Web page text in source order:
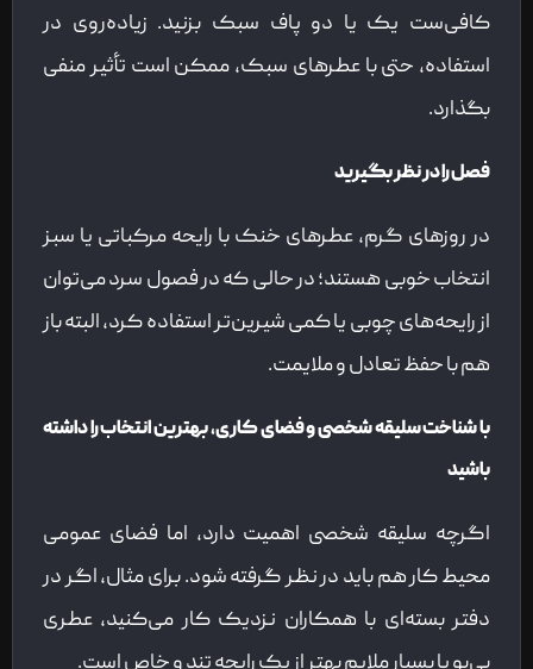
کافی‌ست یک یا دو پاف سبک بزنید. زیاده‌روی در
استفاده، حتی با عطرهای سبک، ممکن است تأثیر منفی
بگذارد.
فصل را در نظر بگیرید
در روزهای گرم، عطرهای خنک با رایحه مرکباتی یا سبز
انتخاب خوبی هستند؛ در حالی که در فصول سرد می‌توان
از رایحه‌های چوبی یا کمی شیرین‌تر استفاده کرد، البته باز
هم با حفظ تعادل و ملایمت.
با شناخت سلیقه شخصی و فضای کاری، بهترین انتخاب را داشته
باشید
اگرچه سلیقه شخصی اهمیت دارد، اما فضای عمومی
محیط کار هم باید در نظر گرفته شود. برای مثال، اگر در
دفتر بسته‌ای با همکاران نزدیک کار می‌کنید، عطری
بی‌بو یا بسیار ملایم بهتر از یک رایحه تند و خاص است.